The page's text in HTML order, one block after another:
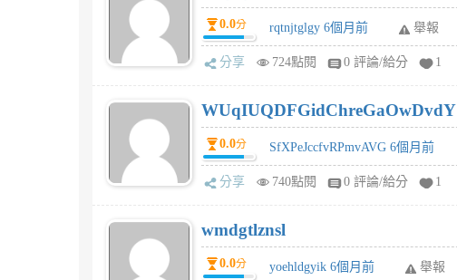
0.0分 rqtnjtglgy 6個月前 舉報
分享 724點閱 0 評論/給分 1
WUqIUQDFGidChreGaOwDvdY
0.0分 SfXPeJccfvRPmvAVG 6個月前
分享 740點閱 0 評論/給分 1
wmdgtlznsl
0.0分 yoehldgyik 6個月前 舉報